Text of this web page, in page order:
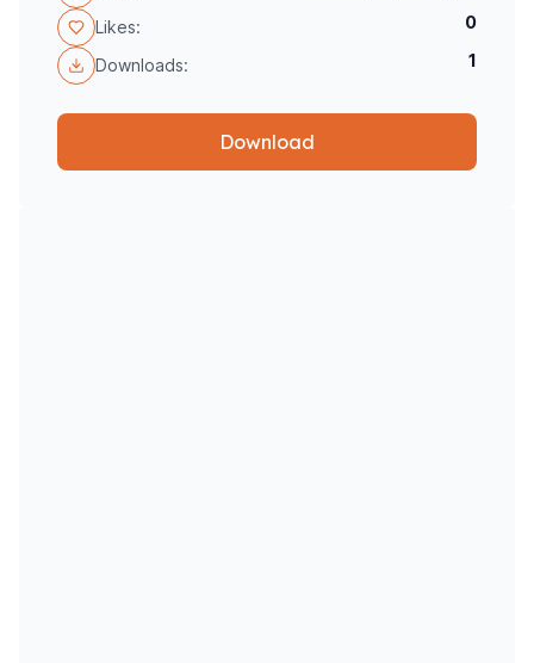
Likes: 0
Downloads: 1
Download